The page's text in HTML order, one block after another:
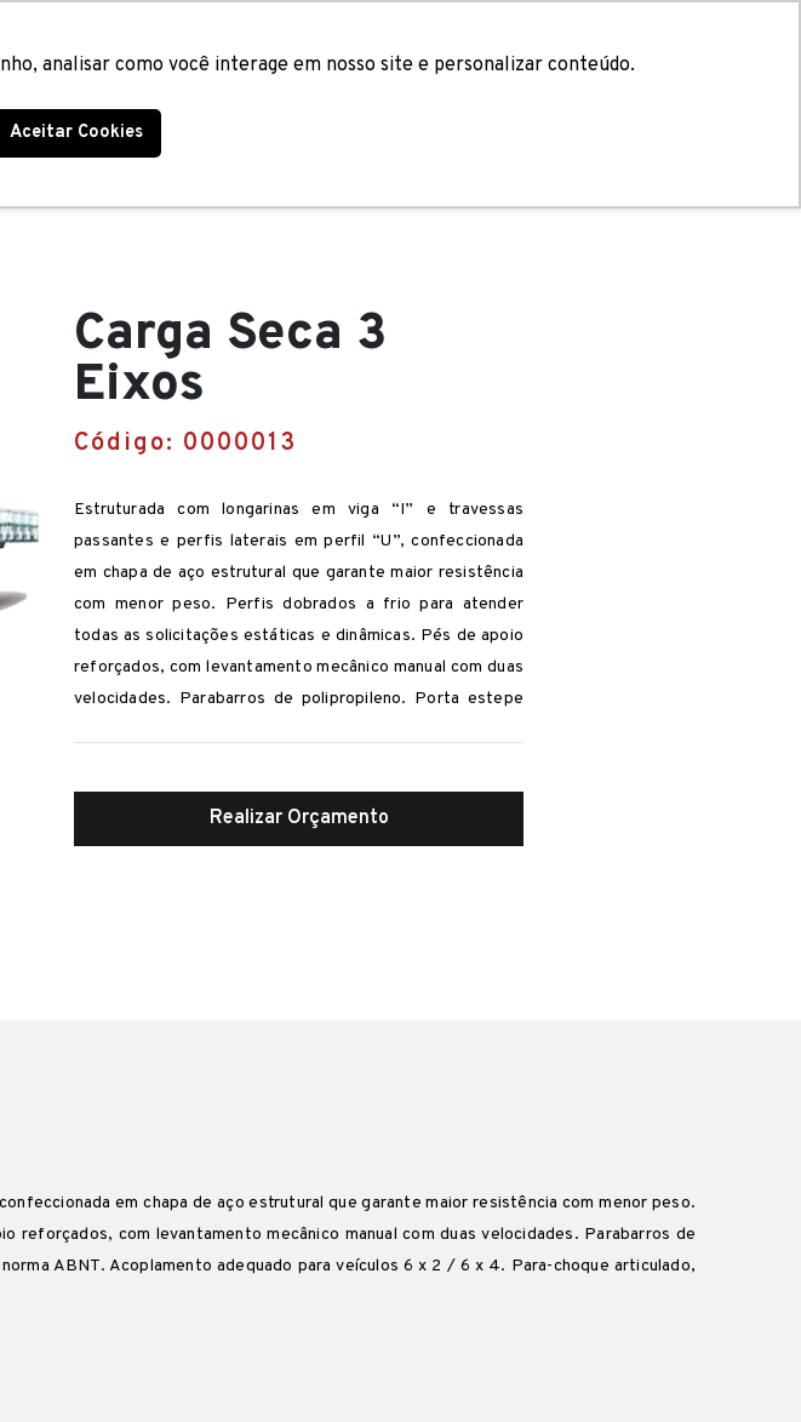
analisar como você interage em nosso site e personalizar conteúdo.
Aceitar Cookies
Trabalhe ConoscoSeja um Fornecedor
Carga Seca 3
Eixos
Código: 0000013
Estruturada com longarinas em viga “I” e travessas
passantes e perfis laterais em perfil “U”, confeccionada
em chapa de aço estrutural que garante maior resistência
com menor peso. Perfis dobrados a frio para atender
todas as solicitações estáticas e dinâmicas. Pés de apoio
reforçados, com levantamento mecânico manual com duas
velocidades. Parabarros de polipropileno. Porta estepe
veículos 6 x 2 / 6 x 4. Para-choque articulado, conforme
resolução 593/16 – CONTRAN.
Realizar Orçamento
em chapa de aço estrutural que garante maior resistência com menor peso.
com levantamento mecânico manual com duas velocidades. Parabarros de
ABNT. Acoplamento adequado para veículos 6 x 2 / 6 x 4. Para-choque articulado,